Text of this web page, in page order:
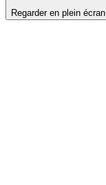
Regarder en plein écran